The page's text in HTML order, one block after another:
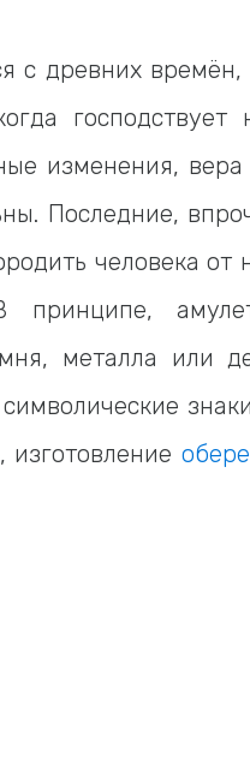
с древних
господствует
изменения,
Последние,
человека
принципе,
металла или